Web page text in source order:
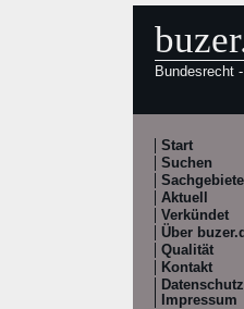
Bundesrecht
Start
Suchen
Sachgebiete
Aktuell
Verkündet
Über
Qualität
Kontakt
Datenschutz
Impressum